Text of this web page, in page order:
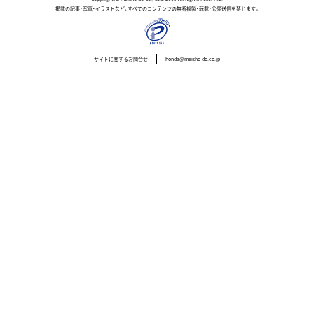
掲載の記事・写真・イラストなど、すべてのコンテンツの無断複製・転載・公衆送信を禁じます。
サイトに関するお問合せ honda@meisho-do.co.jp